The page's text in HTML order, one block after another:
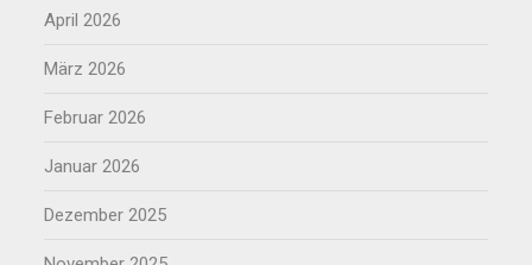
April 2026
März 2026
Februar 2026
Januar 2026
Dezember 2025